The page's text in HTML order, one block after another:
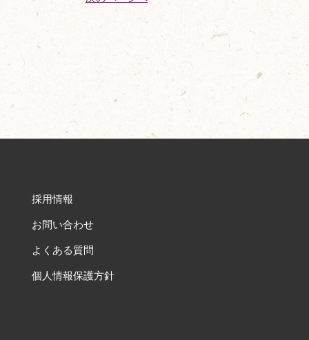
採用情報
お問い合わせ
よくある質問
個人情報保護方針